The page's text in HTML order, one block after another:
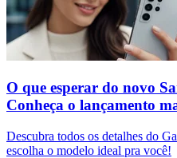
O que esperar do novo
Conheça o lançamento
Descubra todos os detalhes do
escolha o modelo ideal pra você!